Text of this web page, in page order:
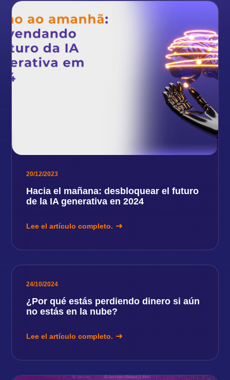
20/12/2023
Hacia el mañana: desbloquear el futuro
de la IA generativa en 2024
Lee el artículo completo.
24/10/2024
¿Por qué estás perdiendo dinero si aún
no estás en la nube?
Lee el artículo completo.